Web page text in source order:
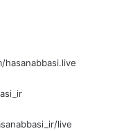
live